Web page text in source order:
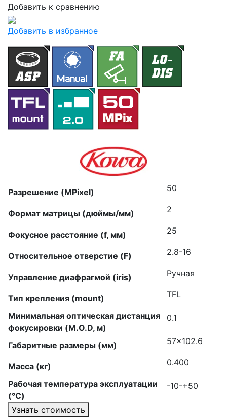
Добавить к сравнению
Добавить в избранное
Разрешение (MPixel) 50
Формат матрицы (дюймы/мм) 2
Фокусное расстояние (f, мм) 25
Относительное отверстие (F) 2.8-16
Управление диафрагмой (iris) Ручная
Тип крепления (mount) TFL
Минимальная оптическая дистанция
фокусировки (M.O.D, м)
0.1
Габаритные размеры (мм) 57×102.6
Масса (кг) 0.400
Рабочая температура эксплуатации
(°C)
-10-+50
Узнать стоимость